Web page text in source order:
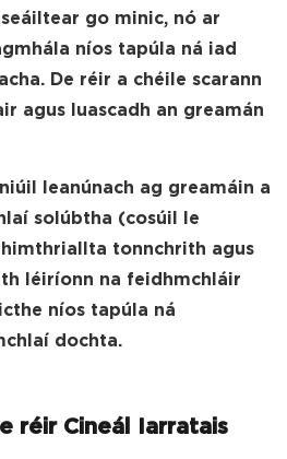
go minic, nó ar
níos tapúla ná iad
De réir a chéile scarann
agus luascadh an greamán
leanúnach ag greamáin a
solúbtha (cosúil le
tonnchrith agus
léiríonn na feidhmchláir
níos tapúla ná
dochta.
réir Cineál Iarratais